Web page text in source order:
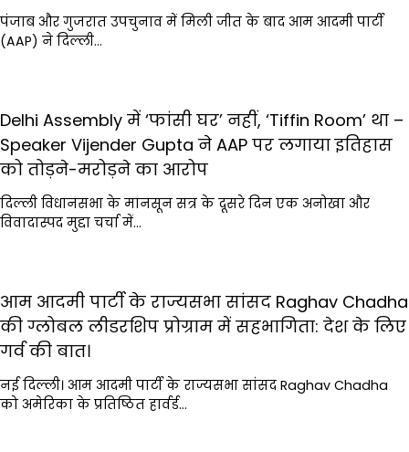
पंजाब और गुजरात उपचुनाव में मिली जीत के बाद आम आदमी पार्टी
(AAP) ने दिल्ली…
Delhi Assembly में ‘फांसी घर’ नहीं, ‘Tiffin Room’ था –
Speaker Vijender Gupta ने AAP पर लगाया इतिहास
को तोड़ने-मरोड़ने का आरोप
दिल्ली विधानसभा के मानसून सत्र के दूसरे दिन एक अनोखा और
विवादास्पद मुद्दा चर्चा में…
आम आदमी पार्टी के राज्यसभा सांसद Raghav Chadha
की ग्लोबल लीडरशिप प्रोग्राम में सहभागिता: देश के लिए
गर्व की बात।
नई दिल्ली। आम आदमी पार्टी के राज्यसभा सांसद Raghav Chadha
को अमेरिका के प्रतिष्ठित हार्वर्ड…